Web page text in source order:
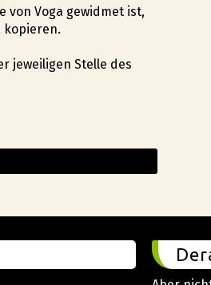
von Voga gewidmet ist,
kopieren.
jeweiligen Stelle des